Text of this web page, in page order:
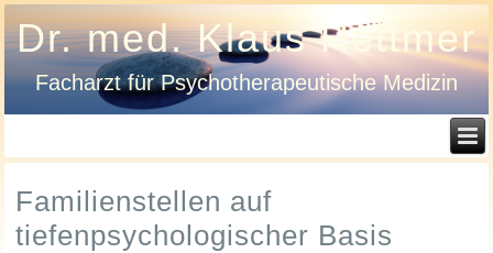
Dr. med. Klaus Hettmer
Facharzt für Psychotherapeutische Medizin
Familienstellen auf
tiefenpsychologischer Basis